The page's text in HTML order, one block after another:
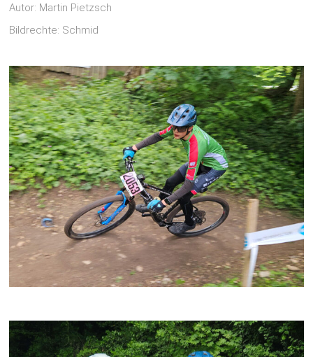
Autor: Martin Pietzsch
Bildrechte: Schmid